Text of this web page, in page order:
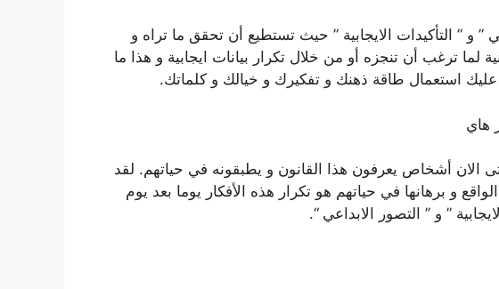
” و ” التأكيدات الايجابية ” حيث تستطيع أن تحقق ما تراه و
ترغب أن تنجزه أو من خلال تكرار بيانات ايجابية و هذا ما
عليك استعمال طاقة ذهنك و تفكيرك و خيالك و كلماتك.
هاي
الان أشخاص يعرفون هذا القانون و يطبقونه في حياتهم. لقد
و برهانها في حياتهم هو تكرار هذه الأفكار يوما بعد يوم
” و ” التصور الابداعي “.